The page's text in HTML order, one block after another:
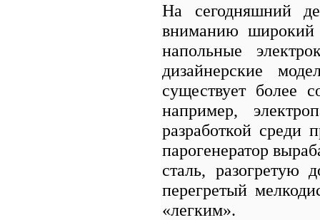
На сегодняшний
вниманию широкий
напольные
дизайнерские
существует более
например,
разработкой среди
парогенератор
сталь, разогретую
перегретый
«легким».